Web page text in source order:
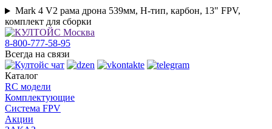
Mark 4 V2 рама дрона 539мм, H-тип, карбон, 13" FPV,
комплект для сборки
8-800-777-58-95
Всегда на связи
Каталог
RC модели
Комплектующие
Система FPV
Акции